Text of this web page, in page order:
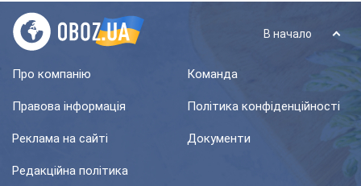
В начало
Про компанію Команда
Правова інформація Політика конфіденційності
Реклама на сайті Документи
Редакційна політика